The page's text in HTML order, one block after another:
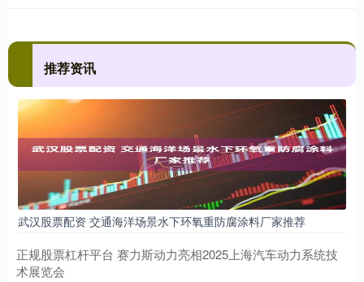
推荐资讯
武汉股票配资 交通海洋场景水下环氧重防腐涂料厂家推荐
正规股票杠杆平台 赛力斯动力亮相2025上海汽车动力系统技
术展览会